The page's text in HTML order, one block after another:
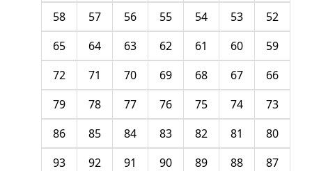
52
53
54
55
56
57
58
59
60
61
62
63
64
65
66
67
68
69
70
71
72
73
74
75
76
77
78
79
80
81
82
83
84
85
86
87
88
89
90
91
92
93